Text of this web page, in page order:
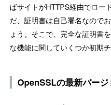
ばサイトがHTTPS経由でロー
だ、証明書は自己署名なので
ょう。そこで、完全な証明書
な機能に関していくつか初期
OpenSSLの最新バー